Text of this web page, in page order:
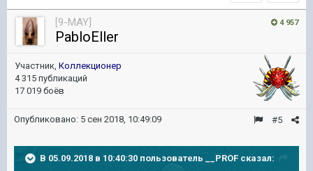
4 957
[9-MAY]
PabloEller
Участник, Коллекционер
4 315 публикаций
17 019 боёв
#5
Опубликовано: 5 сен 2018, 10:49:09
В 05.09.2018 в 10:40:30 пользователь __PROF сказал: